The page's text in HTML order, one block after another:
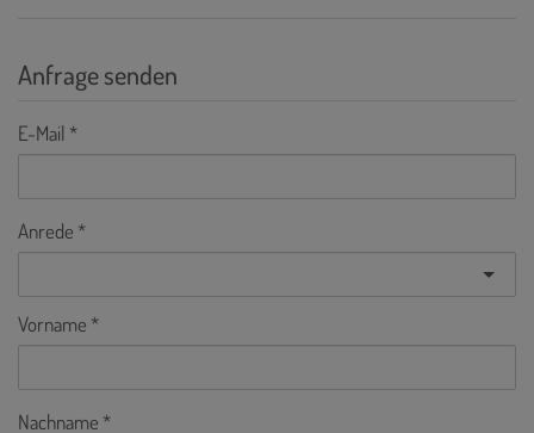
Anfrage senden
E-Mail
Anrede
Vorname
Nachname